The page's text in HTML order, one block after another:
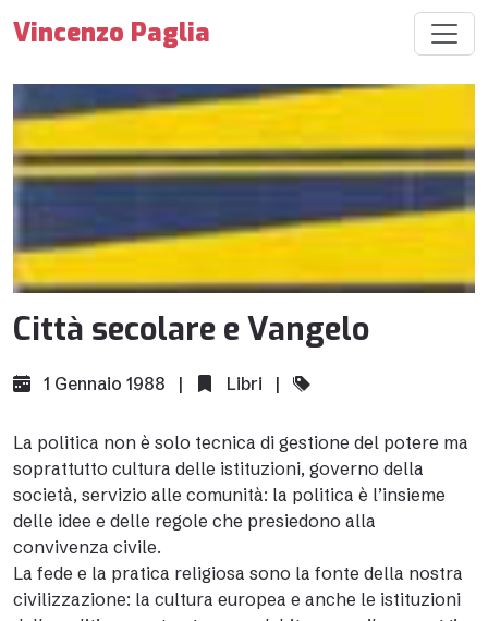
Vincenzo Paglia
Città secolare e Vangelo
1 Gennaio 1988 | Libri |
La politica non è solo tecnica di gestione del potere ma
soprattutto cultura delle istituzioni, governo della
società, servizio alle comunità: la politica è l’insieme
delle idee e delle regole che presiedono alla
convivenza civile.
La fede e la pratica religiosa sono la fonte della nostra
civilizzazione: la cultura europea e anche le istituzioni